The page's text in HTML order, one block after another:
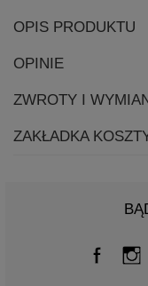
OPIS PRODUKTU
OPINIE
ZWROTY I
ZAKŁADKA